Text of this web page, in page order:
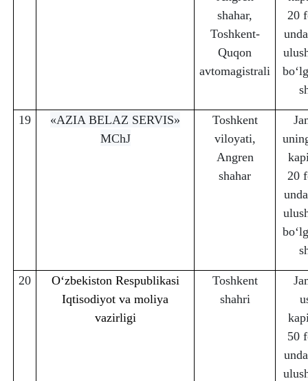
shahar,
Toshkent-
Quqon
avtomagistrali
20
19
«AZIA BELAZ SERVIS»
MChJ
Toshkent
viloyati,
Angren
shahar
20
20
O‘zbekiston Respublikasi
Iqtisodiyot va moliya
vazirligi
Toshkent
shahri
50